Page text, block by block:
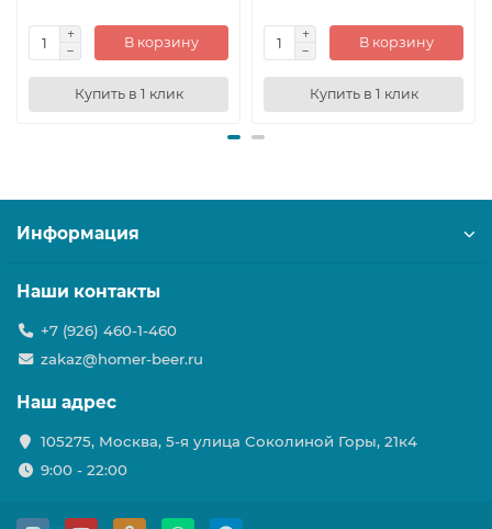
В корзину
Купить в 1 клик
В корзину
Купить в 1 клик
Информация
Наши контакты
+7 (926) 460-1-460
zakaz@homer-beer.ru
Наш адрес
105275, Москва, 5-я улица Соколиной Горы, 21к4
9:00 - 22:00